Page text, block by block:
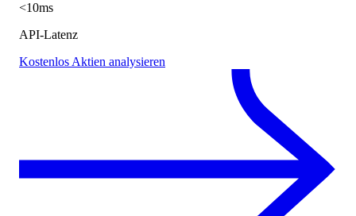
<10ms
API-Latenz
Kostenlos Aktien analysieren